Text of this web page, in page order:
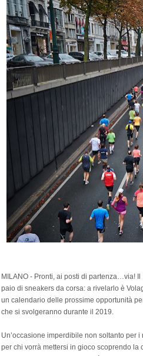
MILANO - Pronti, ai posti di partenza…via!
paio di sneakers da corsa: a rivelarlo è
un calendario delle prossime opportunità
che si svolgeranno durante il 2019.
Un’occasione imperdibile non soltanto per
per chi vorrà mettersi in gioco scoprendo la